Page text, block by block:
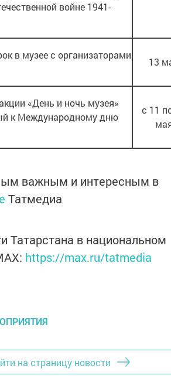
войне 1941-
в музее с организаторами
13
«День и ночь музея»
к Международному дню
с 11
важным и интересным в
Татмедиа
Татарстана в национальном
https://max.ru/tatmedia
на страницу новости